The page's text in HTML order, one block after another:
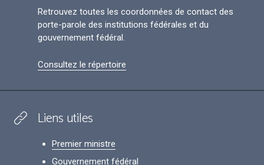
Retrouvez toutes les coordonnées de contact des
porte-parole des institutions fédérales et du
gouvernement fédéral.
Consultez le répertoire
Liens utiles
Premier ministre
Gouvernement fédéral